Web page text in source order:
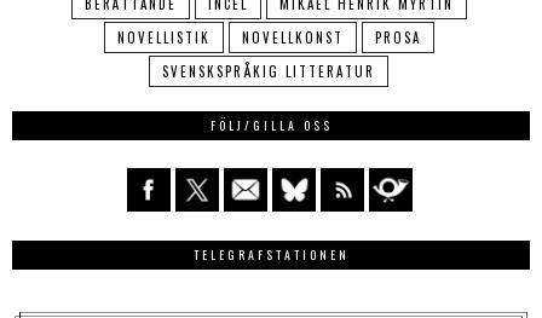
NOVELLISTIK
NOVELLKONST
PROSA
SVENSKSPRÅKIG LITTERATUR
FÖLJ/GILLA OSS
TELEGRAFSTATIONEN